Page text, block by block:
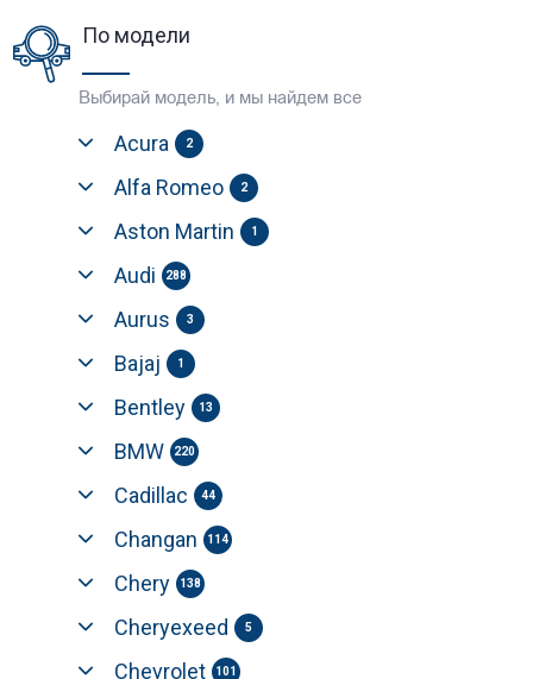
По модели
Выбирай модель, и мы найдем все
Acura 2
Alfa Romeo 2
Aston Martin 1
Audi 288
Aurus 3
Bajaj 1
Bentley 13
BMW 220
Cadillac 44
Changan 114
Chery 138
Cheryexeed 5
Chevrolet 101